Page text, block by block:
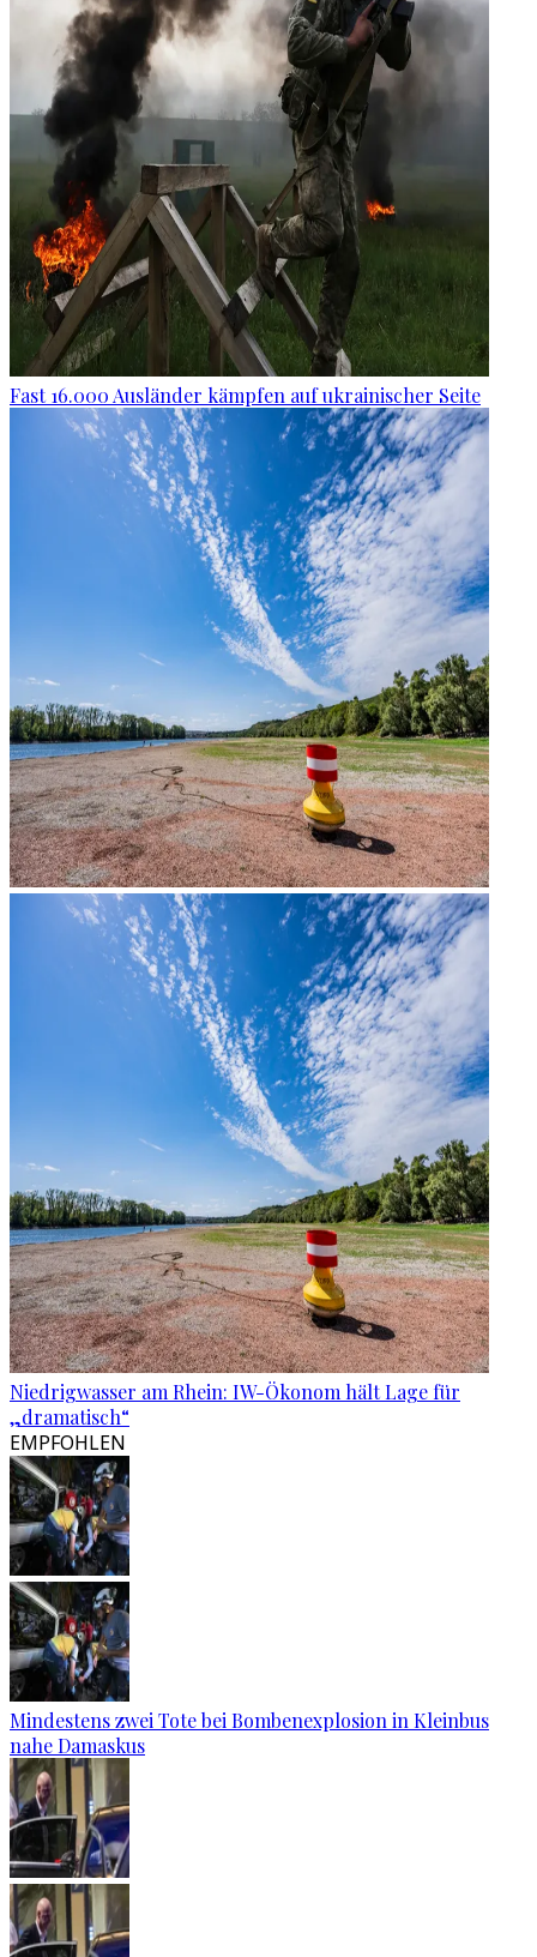
Fast 16.000 Ausländer kämpfen auf ukrainischer Seite
Niedrigwasser am Rhein: IW-Ökonom hält Lage für
„dramatisch“
EMPFOHLEN
Mindestens zwei Tote bei Bombenexplosion in Kleinbus
nahe Damaskus